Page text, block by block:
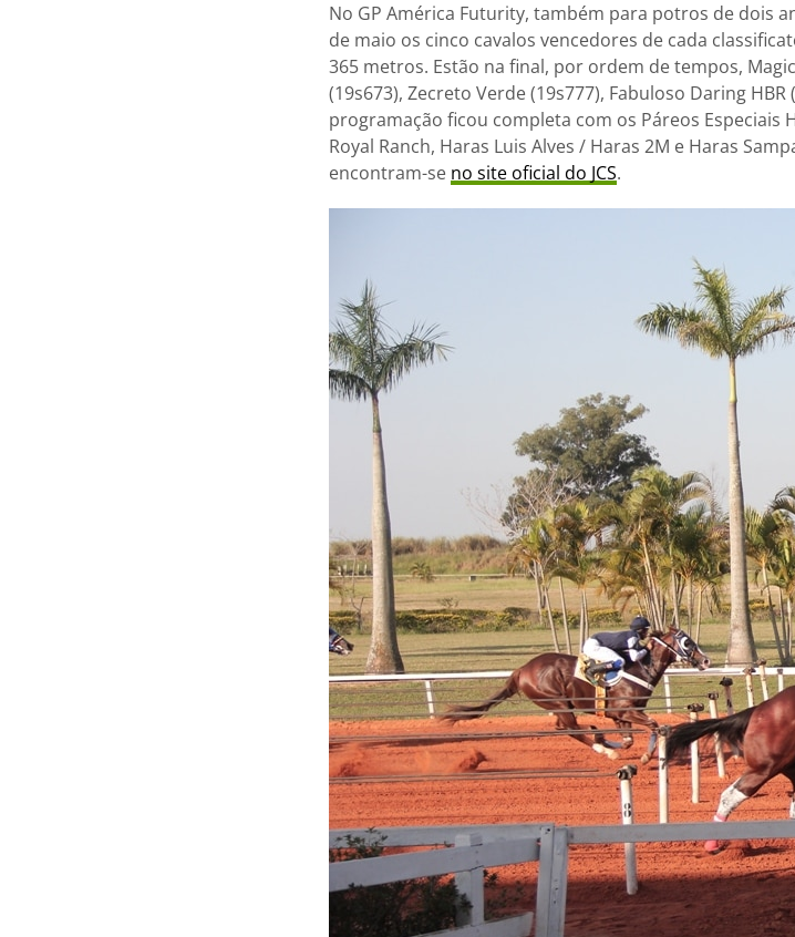
No GP América Futurity, também para potros de dois
de maio os cinco cavalos vencedores de cada
365 metros. Estão na final, por ordem de tempos,
(19s673), Zecreto Verde (19s777), Fabuloso Daring HBR
programação ficou completa com os Páreos Especiais
Royal Ranch, Haras Luis Alves / Haras 2M e Haras
encontram-se no site oficial do JCS.